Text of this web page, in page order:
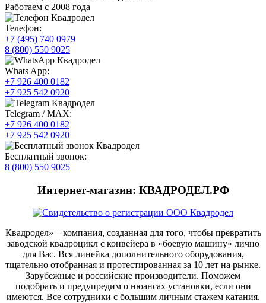
Работаем с 2008 года
Телефон:
+7 (495) 740 0979
8 (800) 550 9025
Whats App:
+7 926 400 0182
+7 925 542 0920
Telegram / MAX:
+7 926 400 0182
+7 925 542 0920
Бесплатный звонок:
8 (800) 550 9025
Интернет-магазин: КВАДРОДЕЛ.РФ
Квадродел» – компания, созданная для того, чтобы превратить
заводской квадроцикл с конвейера в «боевую машину» лично
для Вас. Вся линейка дополнительного оборудования,
тщательно отобранная и протестированная за 10 лет на рынке.
Зарубежные и российские производители. Поможем
подобрать и предупредим о нюансах установки, если они
имеются. Все сотрудники с большим личным стажем катания.